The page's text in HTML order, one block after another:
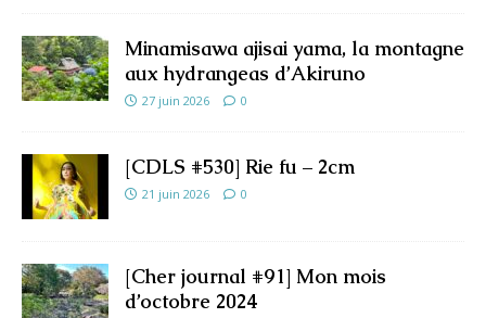
Minamisawa ajisai yama, la montagne
aux hydrangeas d’Akiruno
27 juin 2026 0
[CDLS #530] Rie fu – 2cm
21 juin 2026 0
[Cher journal #91] Mon mois
d’octobre 2024